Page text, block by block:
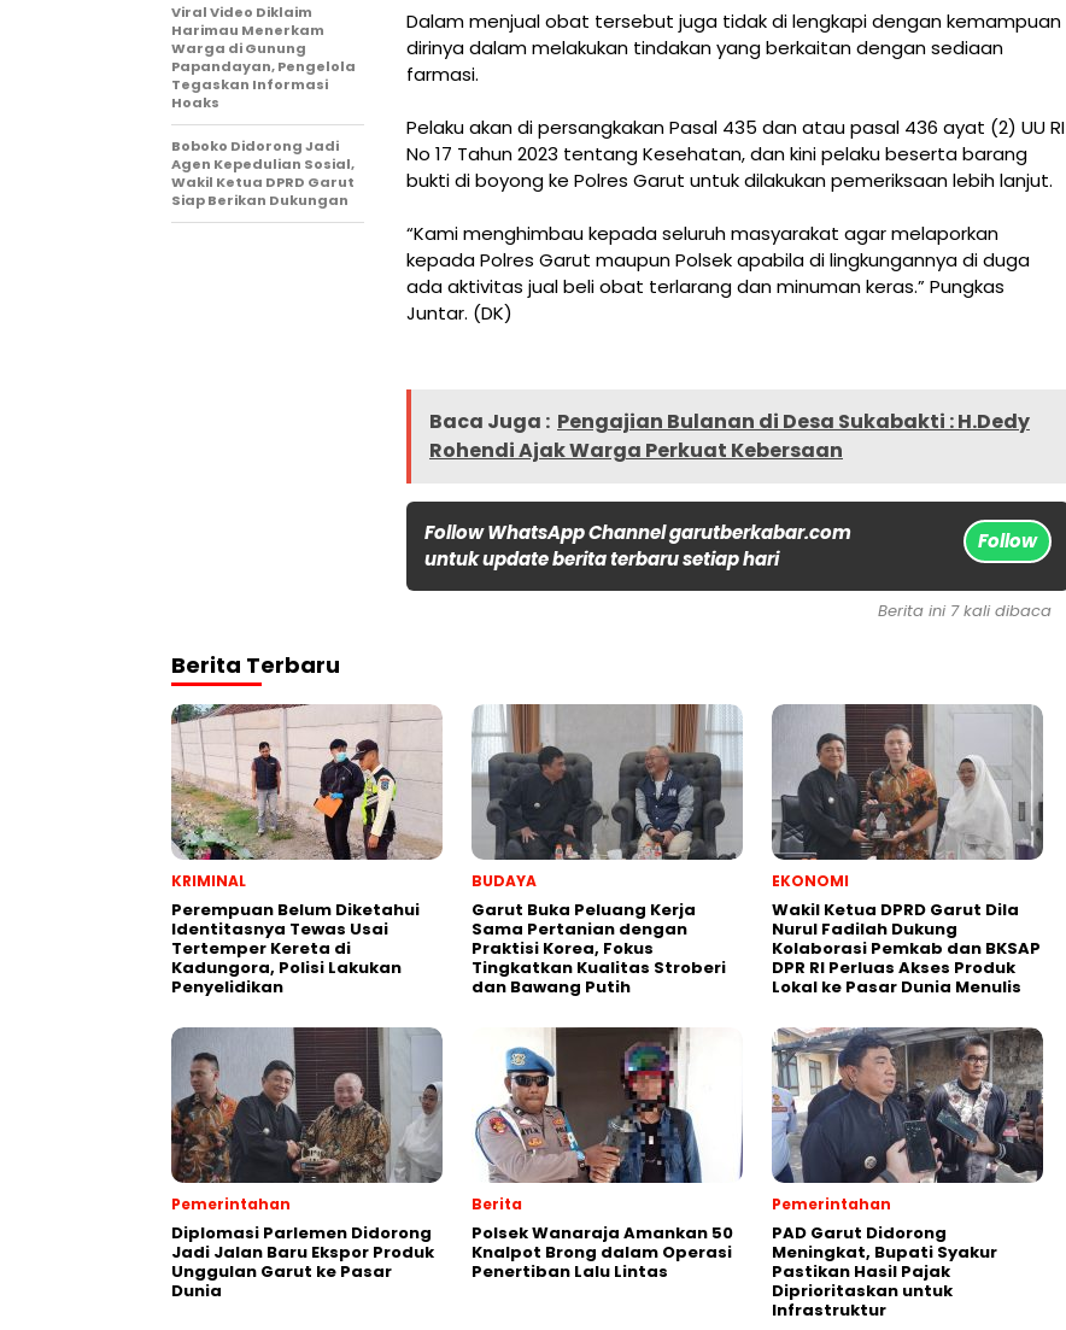
Dalam menjual obat tersebut juga tidak di lengkapi dengan kemampuan
dirinya dalam melakukan tindakan yang berkaitan dengan sediaan
farmasi.
Pelaku akan di persangkakan Pasal 435 dan atau pasal 436 ayat (2) UU RI
No 17 Tahun 2023 tentang Kesehatan, dan kini pelaku beserta barang
bukti di boyong ke Polres Garut untuk dilakukan pemeriksaan lebih lanjut.
“Kami menghimbau kepada seluruh masyarakat agar melaporkan
kepada Polres Garut maupun Polsek apabila di lingkungannya di duga
ada aktivitas jual beli obat terlarang dan minuman keras.” Pungkas
Juntar. (DK)
Baca Juga : Pengajian Bulanan di Desa Sukabakti : H.Dedy
Rohendi Ajak Warga Perkuat Kebersaan
Follow WhatsApp Channel garutberkabar.com
untuk update berita terbaru setiap hari
Follow
Viral Video Diklaim
Harimau Menerkam
Warga di Gunung
Papandayan, Pengelola
Tegaskan Informasi
Hoaks
Boboko Didorong Jadi
Agen Kepedulian Sosial,
Wakil Ketua DPRD Garut
Siap Berikan Dukungan
Berita ini 7 kali dibaca
Berita Terbaru
KRIMINAL
Perempuan Belum Diketahui
Identitasnya Tewas Usai
Tertemper Kereta di
Kadungora, Polisi Lakukan
Penyelidikan
BUDAYA
Garut Buka Peluang Kerja
Sama Pertanian dengan
Praktisi Korea, Fokus
Tingkatkan Kualitas Stroberi
dan Bawang Putih
EKONOMI
Wakil Ketua DPRD Garut Dila
Nurul Fadilah Dukung
Kolaborasi Pemkab dan BKSAP
DPR RI Perluas Akses Produk
Lokal ke Pasar Dunia Menulis
Pemerintahan
Diplomasi Parlemen Didorong
Jadi Jalan Baru Ekspor Produk
Unggulan Garut ke Pasar
Dunia
Berita
Polsek Wanaraja Amankan 50
Knalpot Brong dalam Operasi
Penertiban Lalu Lintas
Pemerintahan
PAD Garut Didorong
Meningkat, Bupati Syakur
Pastikan Hasil Pajak
Diprioritaskan untuk
Infrastruktur